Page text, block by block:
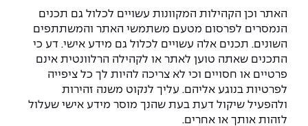
האתר וכן הקהילות המקוונות עשויים לכלול גם תכנים
הנמסרים לפרסום מטעם משתמשי האתר והמשתתפים
השונים. תכנים אלה עשויים לכלול גם מידע אישי. דע כי
התכנים שאתה טוען לאתר או לקהילה הרלוונטית אינם
פרטיים או חסויים וכי לא צריכה להיות לך כל ציפייה
לפרטיות בנוגע אליהם. עליך לנקוט משנה זהירות
ולהפעיל שיקול דעת בעת שהנך מוסר מידע אישי שעלול
לזהות אותך או אחרים.